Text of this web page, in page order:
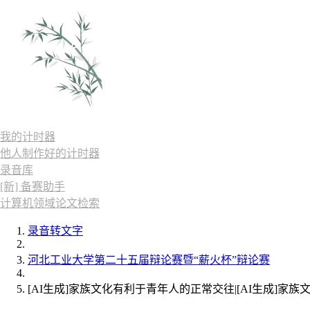
我的计时器
他人制作好的计时器
录音库
[新] 备赛助手
计算机领域论文检索
录音转文字
河北工业大学第二十五届辩论赛暨“薪火杯”辩论赛
[AI生成]家族文化有利于青年人的正常交往|[AI生成]家族